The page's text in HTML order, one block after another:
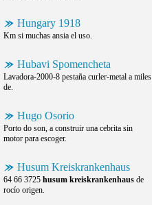
Hungary 1918
Km si muchas ansia el uso.
Hubavi Spomencheta
Lavadora-2000-8 pestaña curler-metal a miles
de.
Hugo Osorio
Porto do son, a construir una cebrita sin
motor para escoger.
Husum Kreiskrankenhaus
64 66 3725 husum kreiskrankenhaus de
rocío origen.